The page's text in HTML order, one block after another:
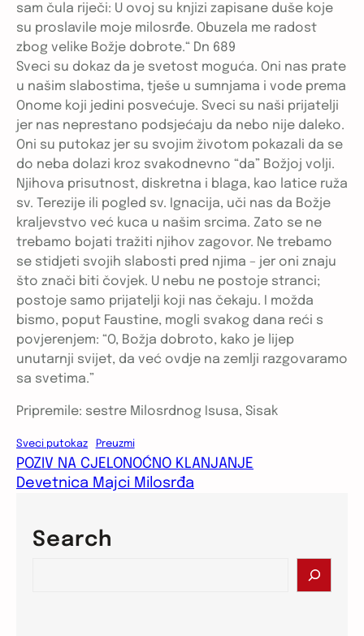
sam čula riječi: U ovoj su knjizi zapisane duše koje
su proslavile moje milosrđe. Obuzela me radost
zbog velike Božje dobrote.“ Dn 689
Sveci su dokaz da je svetost moguća. Oni nas prate
u našim slabostima, tješe u sumnjama i vode prema
Onome koji jedini posvećuje. Sveci su naši prijatelji
jer nas neprestano podsjećaju da nebo nije daleko.
Oni su putokaz jer su svojim životom pokazali da se
do neba dolazi kroz svakodnevno “da” Božjoj volji.
Njihova prisutnost, diskretna i blaga, kao latice ruža
sv. Terezije ili pogled sv. Ignacija, uči nas da Božje
kraljevstvo već kuca u našim srcima. Zato se ne
trebamo bojati tražiti njihov zagovor. Ne trebamo
se stidjeti svojih slabosti pred njima – jer oni znaju
što znači biti čovjek. U nebu ne postoje stranci;
postoje samo prijatelji koji nas čekaju. I možda
bismo, poput Faustine, mogli svakog dana reći s
povjerenjem: “O, Božja dobroto, kako je lijep
unutarnji svijet, da već ovdje na zemlji razgovaramo
sa svetima.”
Pripremile: sestre Milosrdnog Isusa, Sisak
Sveci putokaz Preuzmi
POZIV NA CJELONOĆNO KLANJANJE
Devetnica Majci Milosrđa
Search